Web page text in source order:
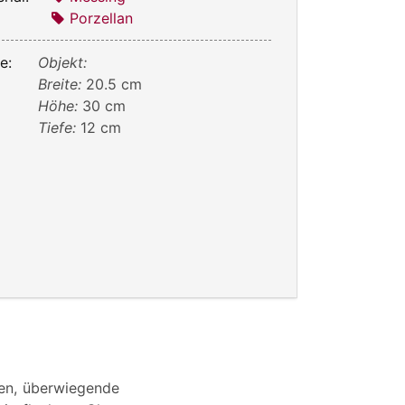
Porzellan
Objekt:
Breite: 20.5 cm
Höhe: 30 cm
Tiefe: 12 cm
überwiegende